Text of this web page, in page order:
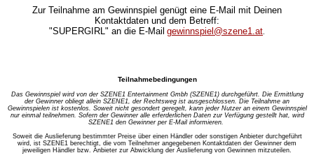
Zur Teilnahme am Gewinnspiel genügt eine E-Mail mit Deinen
Kontaktdaten und dem Betreff:
"SUPERGIRL" an die E-Mail gewinnspiel@szene1.at.
Teilnahmebedingungen
Das Gewinnspiel wird von der SZENE1 Entertainment Gmbh (SZENE1) durchgeführt. Die Ermittlung
der Gewinner obliegt allein SZENE1, der Rechtsweg ist ausgeschlossen. Die Teilnahme an
Gewinnspielen ist kostenlos. Soweit nicht gesondert geregelt, kann jeder Nutzer an einem Gewinnspiel
nur einmal teilnehmen. Sofern der Gewinner alle erferderlichen Daten zur Verfügung gestellt hat, wird
SZENE1 den Gewinner per E-Mail informieren.
Soweit die Auslieferung bestimmter Preise über einen Händler oder sonstigen Anbieter durchgeführt
wird, ist SZENE1 berechtigt, die vom Teilnehmer angegebenen Kontaktdaten der Gewinner dem
jeweiligen Händler bzw. Anbieter zur Abwicklung der Auslieferung von Gewinnen mitzuteilen.